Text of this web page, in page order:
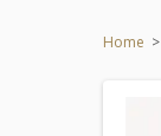
Home >